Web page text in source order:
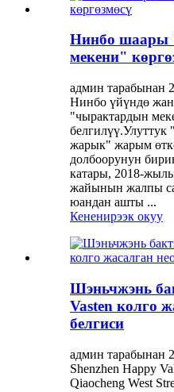
Нинбо шаары
мекени"
админ тарабынан
Нинбо үйүндө
"чырактардын
жарык" жарым
долбоорунун
катары, 2018-
жайынын жалпы
юандан ашты ...
Кененирээк окуу
Шэньчжэнь
Vasten колго
белгиси
админ тарабынан
Shenzhen Happy
Qiaocheng West